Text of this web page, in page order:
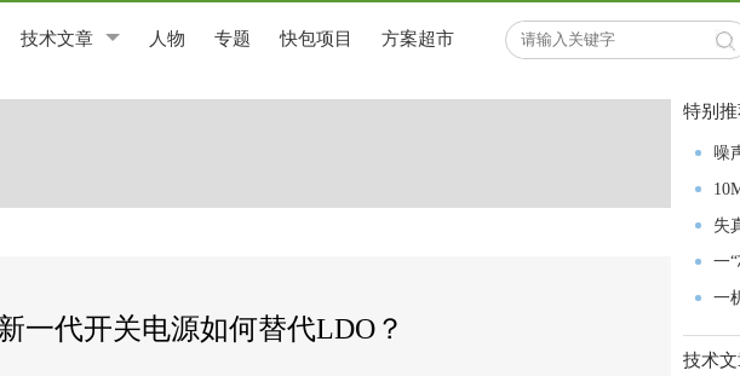
技术文章 人物 专题 快包项目 方案超市
一代开关电源如何替代LDO？
特别
噪
流检
GaN失
低失一
片，一
源，赋
技术